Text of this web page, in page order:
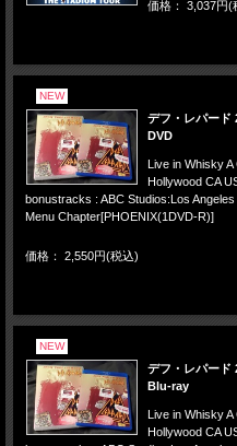
価格： 3,037円(
NEW
デフ・レパー
DVD
Live in Whisky
Hollywood CA
bonustracks : ABC Studios:Los
Menu Chapter[PHOENIX(1DVD-R)]
価格： 2,550円(税込)
NEW
デフ・レパー
Blu-ray
Live in Whisky
Hollywood CA